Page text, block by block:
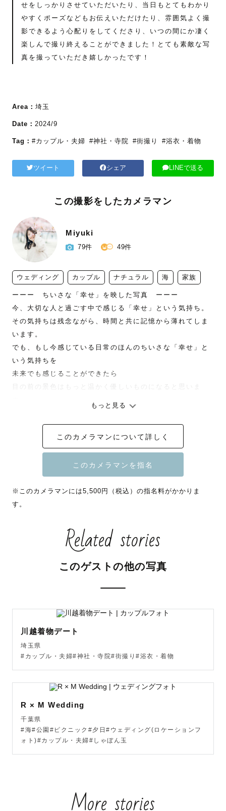
せをしっかりさせていただいたり、当日もとてもわかり
やすくポーズなどもお伝えいただけたり、雰囲気よく撮
影できるよう心配りをしてくださり、いつの間にか凄く
楽しんで撮り終えることができました！とても素敵な写
真を撮っていただき嬉しかったです！
Area： 埼玉
Date： 2024/9
Tag： #カップル・夫婦 #神社・寺院 #街撮り #浴衣・着物
ツイート シェア LINEで送る
この撮影をしたカメラマン
Miyuki
79件 49件
ウェディング カップル ナチュラル 海 家族
ーーー　ちいさな「幸せ」を映した写真　ーーー
今、大切な人と過ごす中で感じる「幸せ」という気持ち。
その気持ちは残念ながら、時間と共に記憶から薄れてしま
います。
でも、もし今感じている日常のほんのちいさな「幸せ」と
いう気持ちを
未来でも感じることができたら
目の前の景色はもっと温かく優しいものになると思いま
一人でも多くの人の、ちいさな「幸せ」を未来へ残した
そんな思いでシャッターを切っています。
ーーー　撮影　ーーー
撮影ってどんな感じで進むんだろう・・・
こんな写真が撮りたい！でも上手くカメラマンに伝えられ
特に初めての写真撮影でそんな心配事を抱いてる方、いら
寧にすり合わせをして不安を解消していけたらと思います
そして「こんな写真残したかった！」を一緒にカタチにし
ていきましょう！
ーーー　オーダーメイドの写真　ーーー
定番はもちろんですが「今だからこそ残せるモノ・コト」
をとても大切にしています。
ご家族であれば、一緒に遊んでいるおもちゃ、今熱中して
いるもの、よく遊びに行く思い出の公園。
恋人・友人であれば、今一緒にハマっている趣味、あの時
そんな一組一組に寄り添ったオーダーメイドの撮影を提案
させていただきます◎
もっと見る
このカメラマンについて詳しく
※このカメラマンには5,500円（税込）の指名料がかかりま
す。
Related stories
このゲストの他の写真
川越着物デート
埼玉県
#カップル・夫婦#神社・寺院#街撮り#浴衣・着物
R × M Wedding
千葉県
#海#公園#ピクニック#夕日#ウェディング(ロケーションフ
ォト)#カップル・夫婦#しゃぼん玉